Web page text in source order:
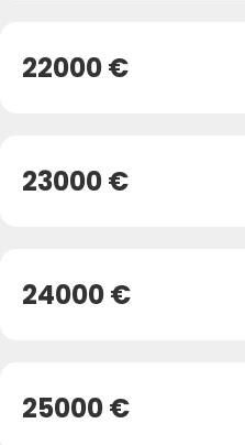
22000 €
23000 €
24000 €
25000 €